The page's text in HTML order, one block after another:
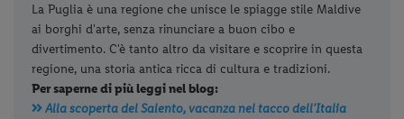
La Puglia è una regione che unisce le spiagge stile Maldive
ai borghi d'arte, senza rinunciare a buon cibo e
divertimento. C'è tanto altro da visitare e scoprire in questa
regione, una storia antica ricca di cultura e tradizioni.
Per saperne di più leggi nel blog:
Alla scoperta del Salento, vacanza nel tacco dell'Italia
Per aggiungereLidl Viaggialla tua
Home, apri il menu opzioni evidenziato
dall' icona
e selezionaInstalla
applicazione